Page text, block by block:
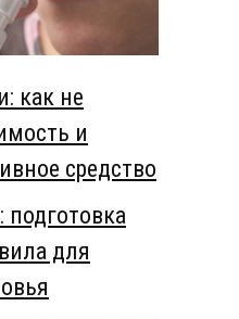
как не
и
средство
подготовка
для